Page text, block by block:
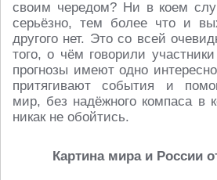
своим чередом? Ни в коем
серьёзно, тем более что и
другого нет. Это со всей
того, о чём говорили
прогнозы имеют одно
притягивают события и
мир, без надёжного компаса в
никак не обойтись.
Картина мира и России